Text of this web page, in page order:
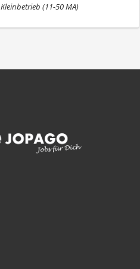
Kleinbetrieb (11-50 MA)